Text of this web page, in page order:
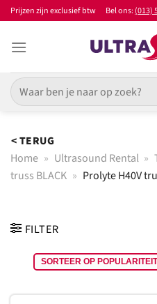
Ga
naar
inhoud
Prijzen zijn exclusief btw Bel ons:(013)
Zoeken
naar:
< TERUG
Home » Ultrasound Rental »
truss BLACK » Prolyte H40V
FILTER